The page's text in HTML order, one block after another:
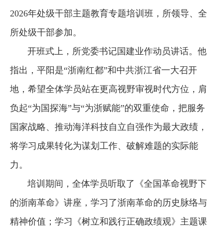
2026年处级干部主题教育专题培训班，所领导、全
所处级干部参加。
开班式上，所党委书记国建业作动员讲话。他
指出，平阳是“浙南红都”和中共浙江省一大召开
地，希望全体学员站在更高视野审视时代方位，肩
负起“为国探海”与“为浙赋能”的双重使命，把服务
国家战略、推动海洋科技自立自强作为最大政绩，
将学习成果转化为谋划工作、破解难题的实际能
力。
培训期间，全体学员听取了《全国革命视野下
的浙南革命》讲座，学习了浙南革命的历史脉络与
精神价值；学习《树立和践行正确政绩观》主题课